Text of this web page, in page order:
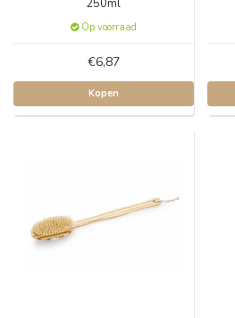
Op voorraad
€6,87
Kopen